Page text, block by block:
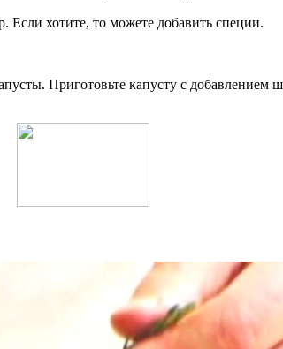
Если хотите, то можете добавить специи.
Приготовьте капусту с